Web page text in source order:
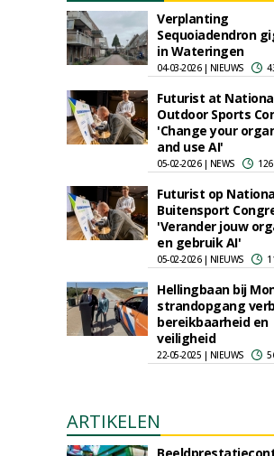
Verplanting
Sequoiadendron
in Wateringen
04-03-2026 | NIEUWS
Futurist at
Outdoor Sports
'Change your
and use AI'
05-02-2026 | NEWS
Futurist op
Buitensport
'Verander jouw
en gebruik AI'
05-02-2026 | NIEUWS
Hellingbaan bij
strandopgang
bereikbaarheid en
veiligheid
22-05-2025 | NIEUWS
ARTIKELEN